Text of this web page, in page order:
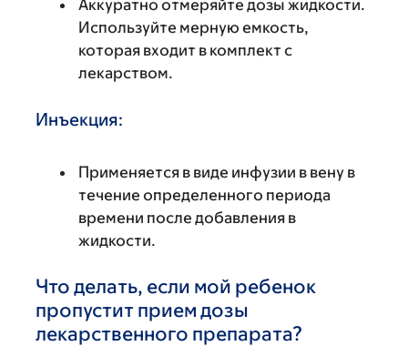
Аккуратно отмеряйте дозы жидкости.
Используйте мерную емкость,
которая входит в комплект с
лекарством.
Инъекция:
Применяется в виде инфузии в вену в
течение определенного периода
времени после добавления в
жидкости.
Что делать, если мой ребенок
пропустит прием дозы
лекарственного препарата?